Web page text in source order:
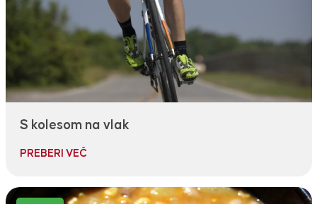
S kolesom na vlak
PREBERI VEČ